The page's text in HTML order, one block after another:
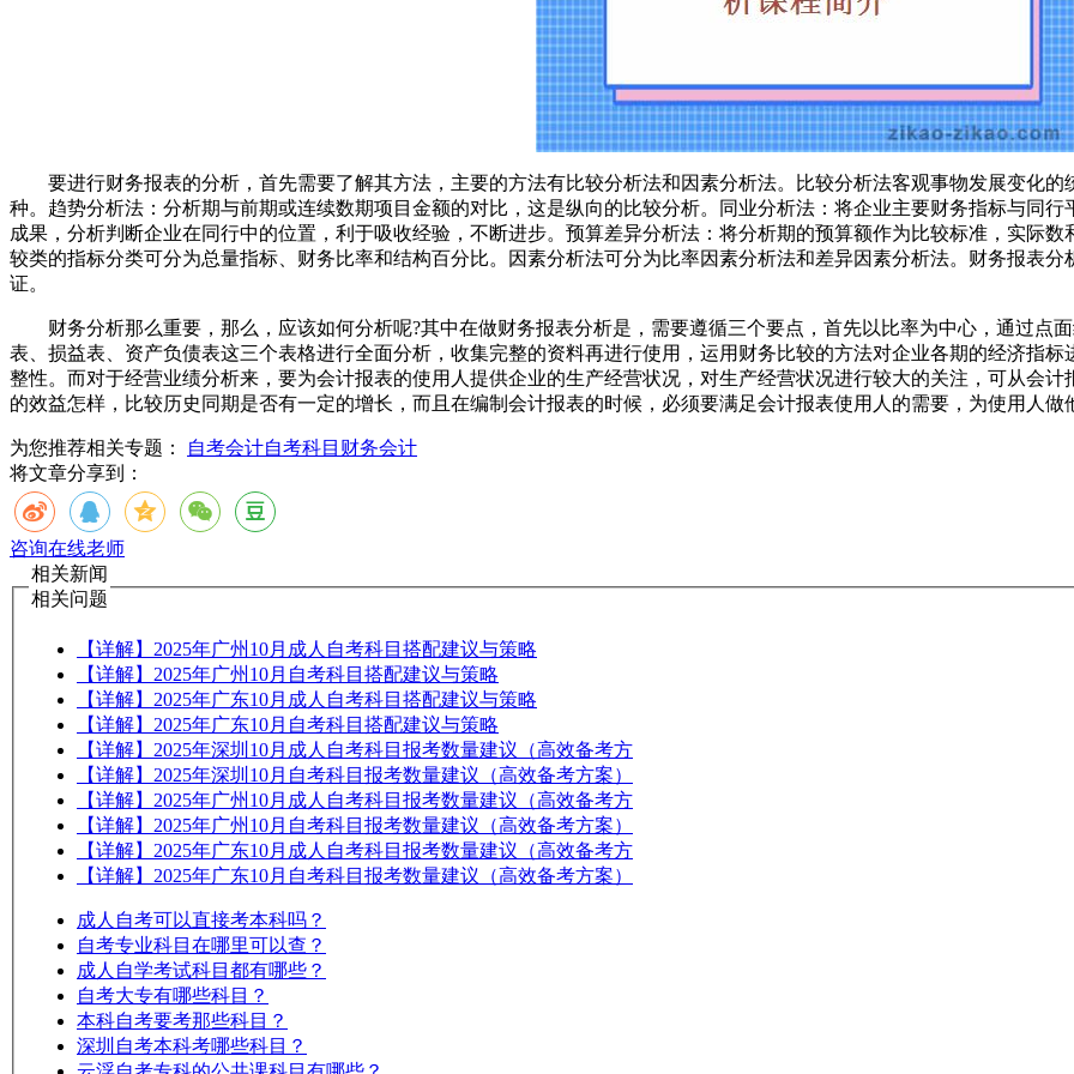
要进行财务报表的分析，首先需要了解其方法，主要的方法有比较分析法和因素分析法。比较分析法客观事物发展变化的
种。趋势分析法：分析期与前期或连续数期项目金额的对比，这是纵向的比较分析。同业分析法：将企业主要财务指标与同
成果，分析判断企业在同行中的位置，利于吸收经验，不断进步。预算差异分析法：将分析期的预算额作为比较标准，实际
较类的指标分类可分为总量指标、财务比率和结构百分比。因素分析法可分为比率因素分析法和差异因素分析法。财务报表
证。
财务分析那么重要，那么，应该如何分析呢?其中在做财务报表分析是，需要遵循三个要点，首先以比率为中心，通过点
表、损益表、资产负债表这三个表格进行全面分析，收集完整的资料再进行使用，运用财务比较的方法对企业各期的经济指
整性。而对于经营业绩分析来，要为会计报表的使用人提供企业的生产经营状况，对生产经营状况进行较大的关注，可从会
的效益怎样，比较历史同期是否有一定的增长，而且在编制会计报表的时候，必须要满足会计报表使用人的需要，为使用人做
为您推荐相关专题： 自考会计自考科目 财务会计
将文章分享到：
咨询在线老师
相关新闻
相关问题
【详解】2025年广州10月成人自考科目搭配建议与策略
【详解】2025年广州10月自考科目搭配建议与策略
【详解】2025年广东10月成人自考科目搭配建议与策略
【详解】2025年广东10月自考科目搭配建议与策略
【详解】2025年深圳10月成人自考科目报考数量建议（高效备考方
【详解】2025年深圳10月自考科目报考数量建议（高效备考方案）
【详解】2025年广州10月成人自考科目报考数量建议（高效备考方
【详解】2025年广州10月自考科目报考数量建议（高效备考方案）
【详解】2025年广东10月成人自考科目报考数量建议（高效备考方
【详解】2025年广东10月自考科目报考数量建议（高效备考方案）
成人自考可以直接考本科吗？
自考专业科目在哪里可以查？
成人自学考试科目都有哪些？
自考大专有哪些科目？
本科自考要考那些科目？
深圳自考本科考哪些科目？